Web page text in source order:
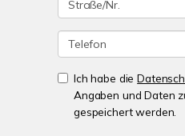
Ich habe die
Angaben und Daten
gespeichert werden.